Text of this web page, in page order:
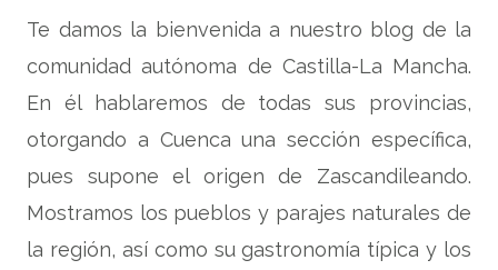
Te damos la bienvenida a nuestro blog de la
comunidad autónoma de Castilla-La Mancha.
En él hablaremos de todas sus provincias,
otorgando a Cuenca una sección específica,
pues supone el origen de Zascandileando.
Mostramos los pueblos y parajes naturales de
la región, así como su gastronomía típica y los